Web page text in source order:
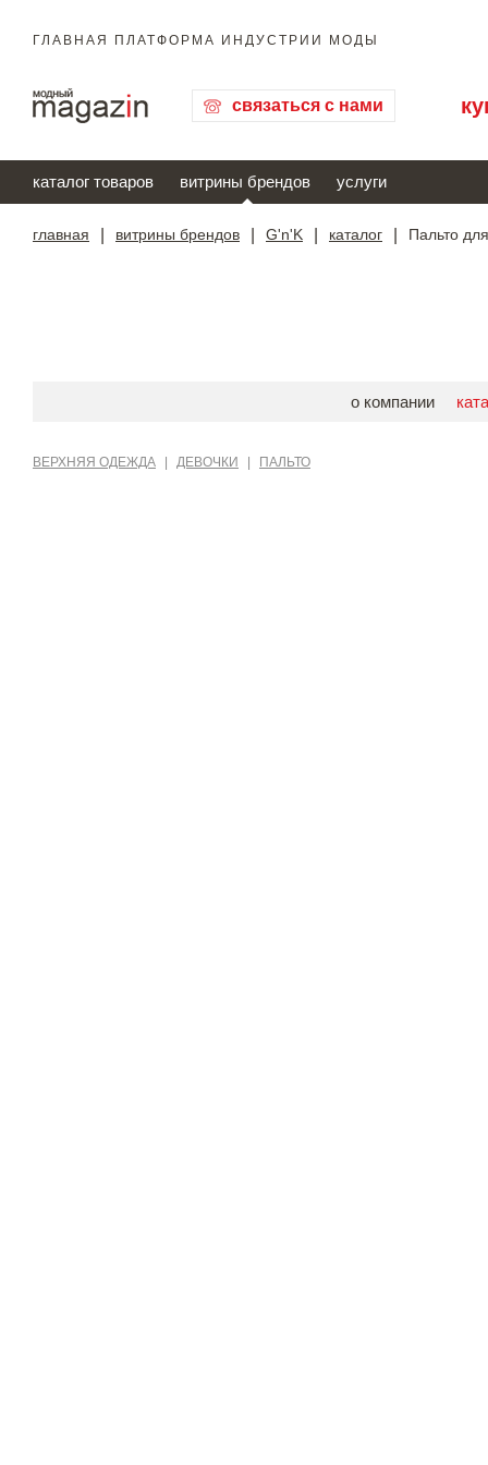
ГЛАВНАЯ ПЛАТФОРМА ИНДУСТРИИ МОДЫ
связаться с нами
каталог товаров витрины брендов услуги
главная витрины брендов G'n'K каталог Пальто
о компании
ВЕРХНЯЯ ОДЕЖДА ДЕВОЧКИ ПАЛЬТО